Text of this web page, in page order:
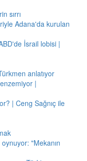
sırrı
Adana'da kurulan
İsrail lobisi |
anlatıyor
|
| Ceng Sağnıç ile
"Mekanın